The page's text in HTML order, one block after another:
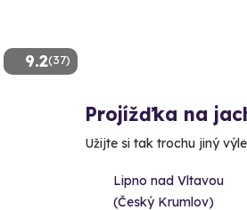
9.2(37)
Projížďka na
Užijte si tak trochu jiný
Lipno nad Vltavou
(Český Krumlov)